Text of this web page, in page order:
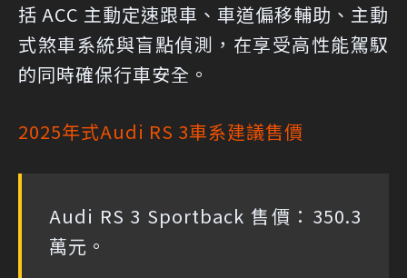
括 ACC 主動定速跟車、車道偏移輔助、主動
式煞車系統與盲點偵測，在享受高性能駕馭
的同時確保行車安全。
2025年式Audi RS 3車系建議售價
Audi RS 3 Sportback 售價：350.3
萬元。